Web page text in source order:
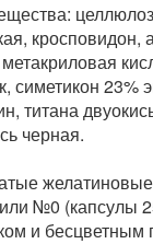
кросповидон,
симетикон 23%
титана
черная.
№0 (капсулы
и бесцветным